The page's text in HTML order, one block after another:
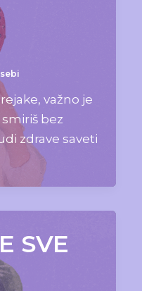
važno je
bez
zdrave saveti
SVE